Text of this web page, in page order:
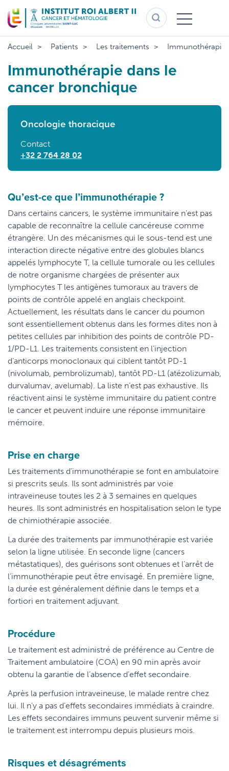
au
contenu
principal
Accueil Patients Les traitements Immunothérapie
Immunothérapie dans le
cancer bronchique
Oncologie thoracique
Contact
+32 2 764 28 02
Qu’est-ce que l’immunothérapie ?
Dans certains cancers, le système immunitaire n’est pas
capable de reconnaître la cellule cancéreuse comme
étrangère. Un des mécanismes qui le sous-tend est une
interaction directe négative entre des globules blancs
appelés lymphocyte T, la cellule tumorale ou les cellules
de notre organisme chargées de présenter aux
lymphocytes T les antigènes tumoraux au travers de
points de contrôle appelé en anglais checkpoint.
Actuellement, les résultats dans le cancer du poumon
sont essentiellement obtenus dans les formes dites non à
petites cellules par inhibition des points de contrôle PD-
1/PD-L1. Les traitements consistent en l’injection
d’anticorps monoclonaux qui ciblent tantôt PD-1
(nivolumab, pembrolizumab), tantôt PD-L1 (atézolizumab,
durvalumav, avelumab). La liste n’est pas exhaustive. Ils
réactivent ainsi le système immunitaire du patient contre
le cancer et peuvent induire une réponse immunitaire
mémoire.
Prise en charge
Les traitements d’immunothérapie se font en ambulatoire
si prescrits seuls. Ils sont administrés par voie
intraveineuse toutes les 2 à 3 semaines en quelques
heures. Ils sont administrés en hospitalisation selon le type
de chimiothérapie associée.
La durée des traitements par immunothérapie est variée
selon la ligne utilisée. En seconde ligne (cancers
métastatiques), des guérisons sont obtenues et l’arrêt de
l’immunothérapie peut être envisagé. En première ligne,
la durée est généralement définie dans le temps et a
fortiori en traitement adjuvant.
Procédure
Le traitement est administré de préférence au Centre de
Traitement ambulatoire (COA) en 90 min après avoir
obtenu la garantie de l’absence d’effet secondaire.
Après la perfusion intraveineuse, le malade rentre chez
lui. Il n’y a pas d’effets secondaires immédiats à craindre.
Les effets secondaires immuns peuvent survenir même si
le traitement est interrompu depuis plusieurs mois.
Risques et désagréments